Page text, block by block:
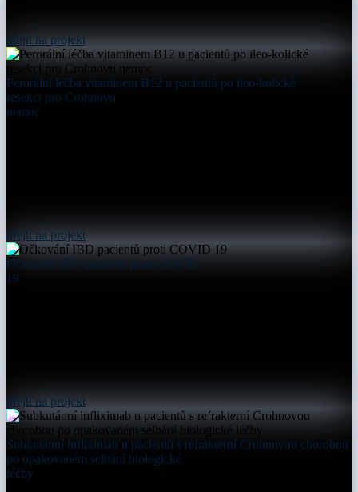
přejít na projekt
Perorální léčba vitaminem B12 u pacientů po ileo-kolické
resekci pro Crohnovu
nemoc
přejít na projekt
Očkování IBD pacientů proti COVID
19
přejít na projekt
Subkutánní infliximab u pacientů s refrakterní Crohnovou chorobou
po opakovaném selhání biologické
léčby